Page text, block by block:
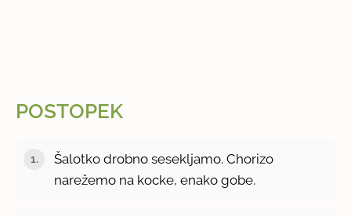
POSTOPEK
Šalotko drobno sesekljamo. Chorizo
narežemo na kocke, enako gobe.